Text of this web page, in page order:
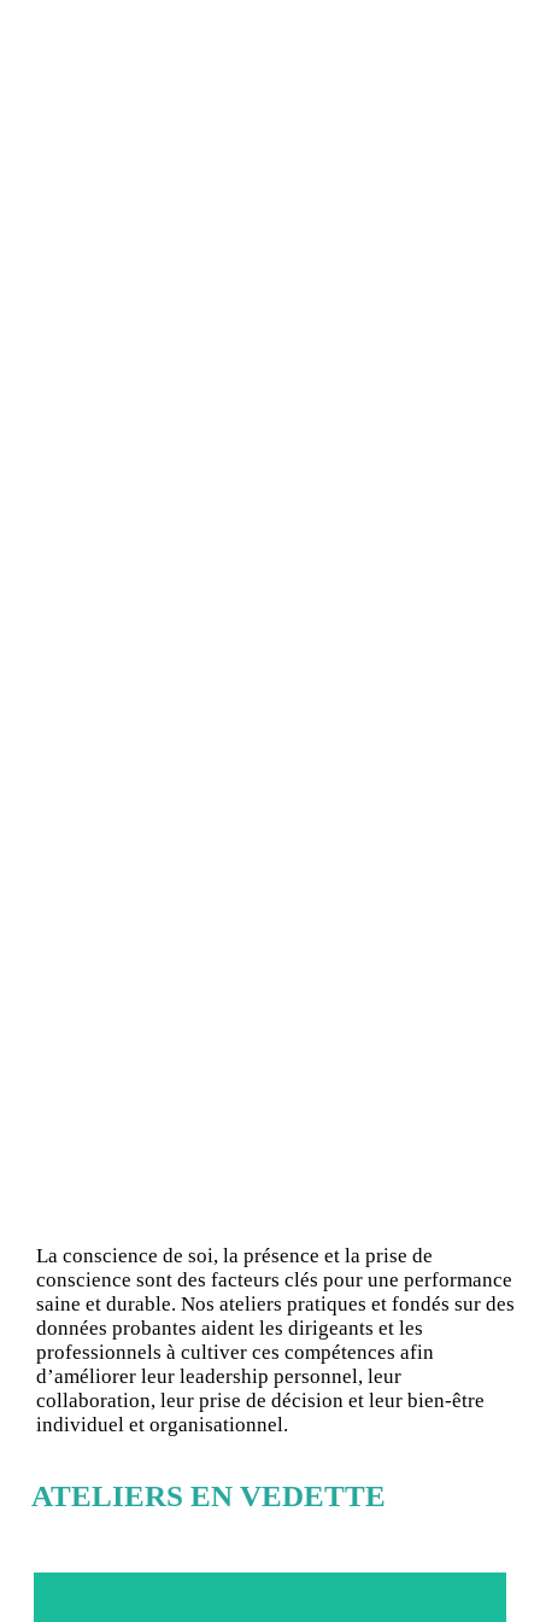
La conscience de soi, la présence et la prise de
conscience sont des facteurs clés pour une performance
saine et durable. Nos ateliers pratiques et fondés sur des
données probantes aident les dirigeants et les
professionnels à cultiver ces compétences afin
d’améliorer leur leadership personnel, leur
collaboration, leur prise de décision et leur bien-être
individuel et organisationnel.
ATELIERS EN VEDETTE